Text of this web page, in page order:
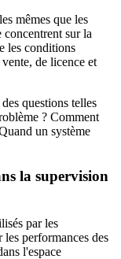
mêmes que les
sur la
les conditions
de licence et
questions telles
? Comment
un système
la supervision
par les
les performances des
l'espace